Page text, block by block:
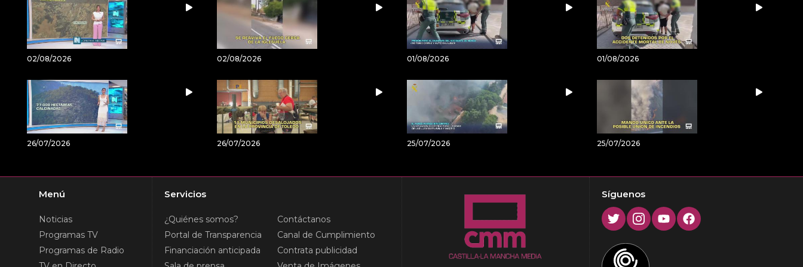
02/08/2026 02/08/2026 01/08/2026 01/08/2026
26/07/2026 26/07/2026 25/07/2026 25/07/2026
Menú
Noticias
Programas TV
Programas de Radio
Servicios
¿Quiénes somos?
Portal de Transparencia
Financiación anticipada
Contáctanos
Canal de Cumplimiento
Contrata publicidad
Síguenos
TwitterInstagram
YoutubeFacebook